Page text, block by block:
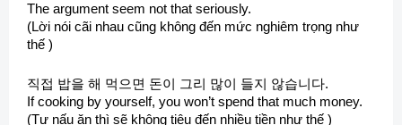
The argument seem not that seriously.
(Lời nói cãi nhau cũng không đến mức nghiêm trọng như
thế )
직접 밥을 해 먹으면 돈이 그리 많이 들지 않습니다.
If cooking by yourself, you won’t spend that much money.
(Tự nấu ăn thì sẽ không tiêu đến nhiều tiền như thế )